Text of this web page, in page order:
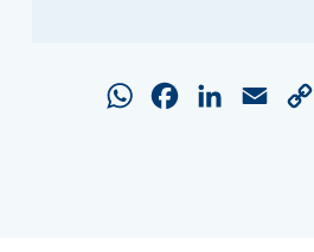
WhatsAppFacebookLinkedInEmail